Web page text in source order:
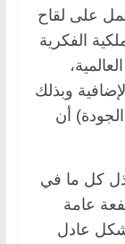
على لقاح
الفكرية
وبذلك
أن
كل ما في
لقاحات كوفيد-19 “منفعة عامة
عادل